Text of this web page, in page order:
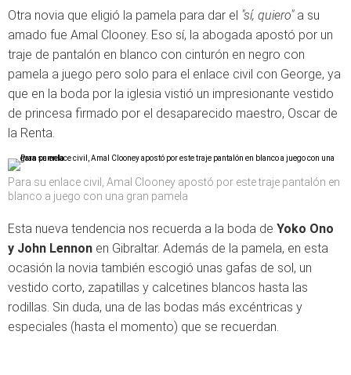
Otra novia que eligió la pamela para dar el "sí, quiero"a su
amado fue Amal Clooney. Eso sí, la abogada apostó por un
traje de pantalón en blanco con cinturón en negro con
pamela a juego pero solo para el enlace civil con George, ya
que en la boda por la iglesia vistió un impresionante vestido
de princesa firmado por el desaparecido maestro, Oscar de
la Renta.
Para su enlace civil, Amal Clooney apostó por este traje pantalón en
blanco a juego con una gran pamela
Esta nueva tendencia nos recuerda a la boda de Yoko Ono
y John Lennon en Gibraltar. Además de la pamela, en esta
ocasión la novia también escogió unas gafas de sol, un
vestido corto, zapatillas y calcetines blancos hasta las
rodillas. Sin duda, una de las bodas más excéntricas y
especiales (hasta el momento) que se recuerdan.